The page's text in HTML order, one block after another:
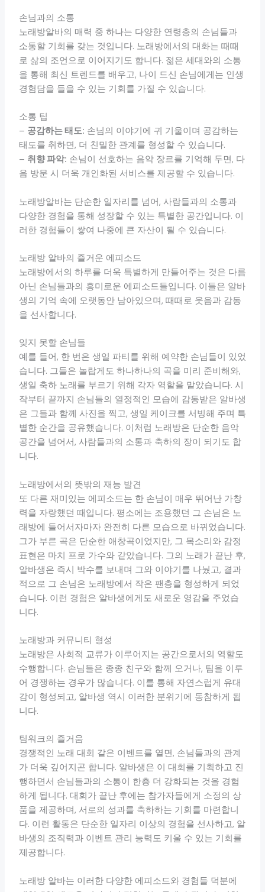
손님과의 소통
노래방알바의 매력 중 하나는 다양한 연령층의 손님들과
소통할 기회를 갖는 것입니다. 노래방에서의 대화는 때때
로 삶의 조언으로 이어지기도 합니다. 젊은 세대와의 소통
을 통해 최신 트렌드를 배우고, 나이 드신 손님에게는 인생
경험담을 들을 수 있는 기회를 가질 수 있습니다.
소통 팁
– 공감하는 태도: 손님의 이야기에 귀 기울이며 공감하는
태도를 취하면, 더 친밀한 관계를 형성할 수 있습니다.
– 취향 파악: 손님이 선호하는 음악 장르를 기억해 두면, 다
음 방문 시 더욱 개인화된 서비스를 제공할 수 있습니다.
노래방알바는 단순한 일자리를 넘어, 사람들과의 소통과
다양한 경험을 통해 성장할 수 있는 특별한 공간입니다. 이
러한 경험들이 쌓여 나중에 큰 자산이 될 수 있습니다.
노래방 알바의 즐거운 에피소드
노래방에서의 하루를 더욱 특별하게 만들어주는 것은 다름
아닌 손님들과의 흥미로운 에피소드들입니다. 이들은 알바
생의 기억 속에 오랫동안 남아있으며, 때때로 웃음과 감동
을 선사합니다.
잊지 못할 손님들
예를 들어, 한 번은 생일 파티를 위해 예약한 손님들이 있었
습니다. 그들은 놀랍게도 하나하나의 곡을 미리 준비해와,
생일 축하 노래를 부르기 위해 각자 역할을 맡았습니다. 시
작부터 끝까지 손님들의 열정적인 모습에 감동받은 알바생
은 그들과 함께 사진을 찍고, 생일 케이크를 서빙해 주며 특
별한 순간을 공유했습니다. 이처럼 노래방은 단순한 음악
공간을 넘어서, 사람들과의 소통과 축하의 장이 되기도 합
니다.
노래방에서의 뜻밖의 재능 발견
또 다른 재미있는 에피소드는 한 손님이 매우 뛰어난 가창
력을 자랑했던 때입니다. 평소에는 조용했던 그 손님은 노
래방에 들어서자마자 완전히 다른 모습으로 바뀌었습니다.
그가 부른 곡은 단순한 애창곡이었지만, 그 목소리와 감정
표현은 마치 프로 가수와 같았습니다. 그의 노래가 끝난 후,
알바생은 즉시 박수를 보내며 그와 이야기를 나눴고, 결과
적으로 그 손님은 노래방에서 작은 팬층을 형성하게 되었
습니다. 이런 경험은 알바생에게도 새로운 영감을 주었습
니다.
노래방과 커뮤니티 형성
노래방은 사회적 교류가 이루어지는 공간으로서의 역할도
수행합니다. 손님들은 종종 친구와 함께 오거나, 팀을 이루
어 경쟁하는 경우가 많습니다. 이를 통해 자연스럽게 유대
감이 형성되고, 알바생 역시 이러한 분위기에 동참하게 됩
니다.
팀워크의 즐거움
경쟁적인 노래 대회 같은 이벤트를 열면, 손님들과의 관계
가 더욱 깊어지곤 합니다. 알바생은 이 대회를 기획하고 진
행하면서 손님들과의 소통이 한층 더 강화되는 것을 경험
하게 됩니다. 대회가 끝난 후에는 참가자들에게 소정의 상
품을 제공하며, 서로의 성과를 축하하는 기회를 마련합니
다. 이런 활동은 단순한 일자리 이상의 경험을 선사하고, 알
바생의 조직력과 이벤트 관리 능력도 키울 수 있는 기회를
제공합니다.
노래방 알바는 이러한 다양한 에피소드와 경험들 덕분에